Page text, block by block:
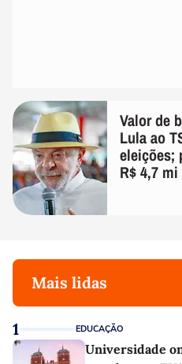
Valor de
Lula ao
eleições;
R$ 4,7 mi
Mais lidas
1 EDUCAÇÃO
Universidade